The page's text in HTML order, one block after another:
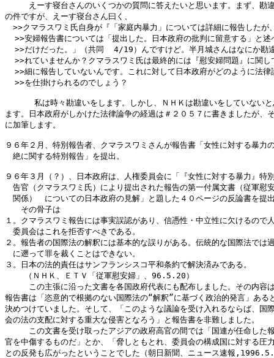
えーす寝台さんのいくつかの質問に答えたいと思います。まず、勘
の件ですが、えーす寝台さん曰く、
>>クマラスワミ氏自身が『「家庭内暴力」については詳細に報告したが
>>安婦報告書については「提出した。日本政府の批判に留意する」と述
>>だけだった。」（共同  4/19）んですけど。半月城さんはなにか勘
>>れていませんか？クマラスワミ氏は最終的には『慰安婦問題』に関し
>>細に報告していないんです。これに対して日本政府がどのように法律
  >>を仕掛けられるのでしょう？
私は時々勘違いをします。しかし、ＮＨＫは勘違いをしていない
ます。日本政府がしかけた法律論争の経過は＃２０５７に書きましたが、
に加筆します。
９６年２月、特別報告者、クマラスワミさんが報告書「女性に対する暴力
絶に関する特別報告」を提出。
９６年３月（？）、日本政府は、人権委員会に「『女性に対する暴力』特
告官（クマラスワミ氏）により提出された報告の第一付属文書（従軍慰
関係）　についての日本政府の見解」と題した４０ページの反論書を提
その骨子は
１。クマラスワミ報告には事実誤認があり、信憑性・中立性に欠けるので
委員会はこれを拒否すべきである。
２。報告者の国際法の解釈には基本的な誤りがある。伝統的な国際法では
に遡って罪を裁くことはできない。
３。日本の法的責任はサンフランシスコ平和条約で解決済みである。
    （ＮＨＫ、ＥＴＶ「従軍慰安婦」、96.5.20）
この主張に沿った文書を各国政府代表にも配布しました。その内容
報告書は「恣意的で根拠のない国際法の“解釈”に基づく政治的発言」ある
決めつけていました。そして、「このような議論を受け入れるならば、国
会の法の支配に対する重大な侵害となろう」と報告書を非難しました。
この文書を受け取ったアジアの政府高官の間では「国連が任命した
官を中傷するものだ」とか、「脅しともとれ、委員会の構成国に対する圧
との反発も広がったということでした（朝日新聞、ニュース速報